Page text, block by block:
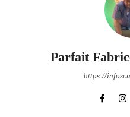
Parfait
https://